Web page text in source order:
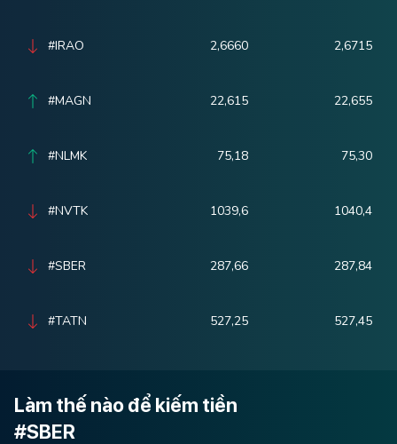
#IRAO 2,6660 2,6715
#MAGN 22,615 22,655
#NLMK 75,18 75,30
#NVTK 1039,6 1040,4
#SBER 287,66 287,84
#TATN 527,25 527,45
Làm thế nào để kiếm tiền
#SBER